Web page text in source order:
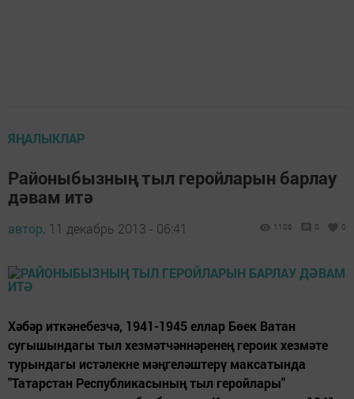
ЯҢАЛЫКЛАР
Районыбызның тыл геройларын барлау
дәвам итә
автор, 11 декабрь 2013 - 06:41 1106 0 0
Хәбәр иткәнебезчә, 1941-1945 еллар Бөек Ватан
сугышындагы тыл хезмәтчәннәренең героик хезмәте
турындагы истәлекне мәңгеләштерү максатында
"Татарстан Республикасының тыл геройлары"